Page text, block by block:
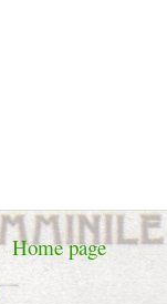
Home page